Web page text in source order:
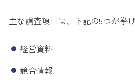
主な調査項目は、下記の5つが挙げ
経営資料
競合情報